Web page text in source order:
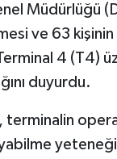
Müdürlüğü
ve 63 kişinin
4 (T4)
duyurdu.